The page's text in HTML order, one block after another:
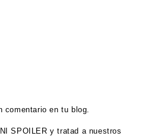
en tu blog.
SPOILER y tratad a nuestros